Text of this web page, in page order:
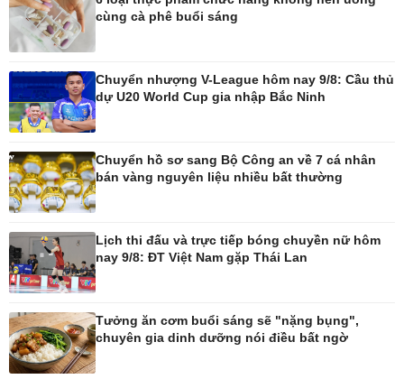
Bất động sản
Khởi nghiệp
Giá vàng
Chứng khoán
Giá cà phê
Pháp luật
Vụ án
Tin nóng
Thể thao
Pickleball
Thế giới thể thao
Lịch thi đấu bóng đá
Ô tô - Xe máy
cùng cà phê buổi sáng
Chuyển nhượng V-League hôm nay 9/8: Cầu thủ
dự U20 World Cup gia nhập Bắc Ninh
Chuyển hồ sơ sang Bộ Công an về 7 cá nhân
bán vàng nguyên liệu nhiều bất thường
Lịch thi đấu và trực tiếp bóng chuyền nữ hôm
nay 9/8: ĐT Việt Nam gặp Thái Lan
Tưởng ăn cơm buổi sáng sẽ "nặng bụng",
chuyên gia dinh dưỡng nói điều bất ngờ